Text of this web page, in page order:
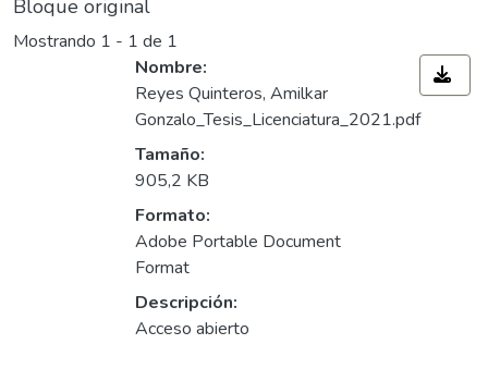
Bloque original
Mostrando 1 - 1 de 1
Nombre:
Reyes Quinteros, Amilkar
Gonzalo_Tesis_Licenciatura_2021.pdf
Tamaño:
905,2 KB
Formato:
Adobe Portable Document
Format
Descripción:
Acceso abierto